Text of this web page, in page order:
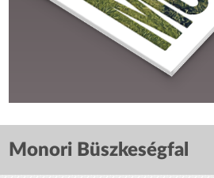
Monori Büszkeségfal